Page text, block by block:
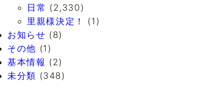
日常 (2,330)
里親様決定！
(1)
お知らせ (8)
その他 (1)
基本情報 (2)
未分類 (348)